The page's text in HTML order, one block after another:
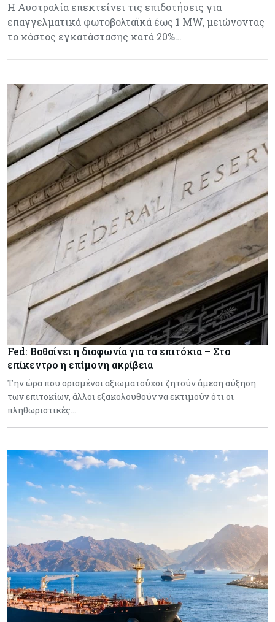
Η Αυστραλία επεκτείνει τις επιδοτήσεις για
επαγγελματικά φωτοβολταϊκά έως 1 MW, μειώνοντας
το κόστος εγκατάστασης κατά 20%…
Fed: Βαθαίνει η διαφωνία για τα επιτόκια – Στο
επίκεντρο η επίμονη ακρίβεια
Την ώρα που ορισμένοι αξιωματούχοι ζητούν άμεση αύξηση
των επιτοκίων, άλλοι εξακολουθούν να εκτιμούν ότι οι
πληθωριστικές…